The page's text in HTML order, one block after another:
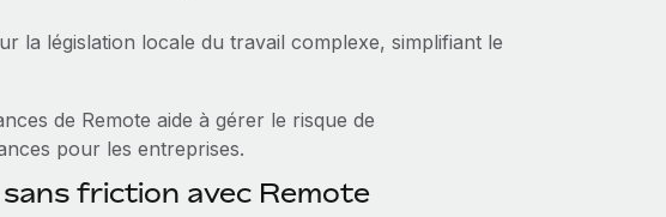
la législation locale du travail complexe, simplifiant le
de Remote aide à gérer le risque de
pour les entreprises.
friction avec Remote